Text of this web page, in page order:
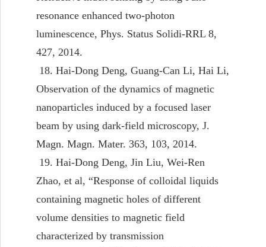
resonance enhanced two-photon
luminescence, Phys. Status Solidi-RRL 8,
427, 2014.
18. Hai-Dong Deng, Guang-Can Li, Hai Li,
Observation of the dynamics of magnetic
nanoparticles induced by a focused laser
beam by using dark-field microscopy, J.
Magn. Magn. Mater. 363, 103, 2014.
19. Hai-Dong Deng, Jin Liu, Wei-Ren
Zhao, et al, “Response of colloidal liquids
containing magnetic holes of different
volume densities to magnetic field
characterized by transmission